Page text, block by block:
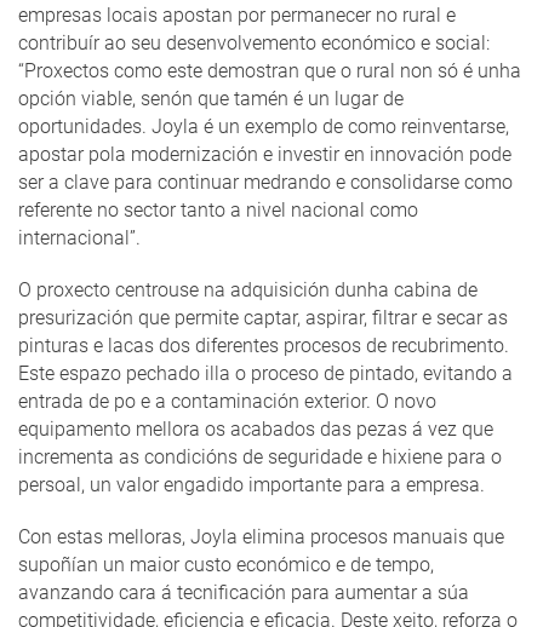
empresas locais apostan por permanecer no rural e
contribuír ao seu desenvolvemento económico e social:
“Proxectos como este demostran que o rural non só é unha
opción viable, senón que tamén é un lugar de
oportunidades. Joyla é un exemplo de como reinventarse,
apostar pola modernización e investir en innovación pode
ser a clave para continuar medrando e consolidarse como
referente no sector tanto a nivel nacional como
internacional”.
O proxecto centrouse na adquisición dunha cabina de
presurización que permite captar, aspirar, filtrar e secar as
pinturas e lacas dos diferentes procesos de recubrimento.
Este espazo pechado illa o proceso de pintado, evitando a
entrada de po e a contaminación exterior. O novo
equipamento mellora os acabados das pezas á vez que
incrementa as condicións de seguridade e hixiene para o
persoal, un valor engadido importante para a empresa.
Con estas melloras, Joyla elimina procesos manuais que
supoñían un maior custo económico e de tempo,
avanzando cara á tecnificación para aumentar a súa
competitividade, eficiencia e eficacia. Deste xeito, reforza o